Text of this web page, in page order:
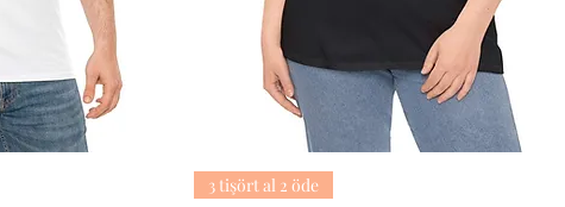
3 tişört al 2 öde